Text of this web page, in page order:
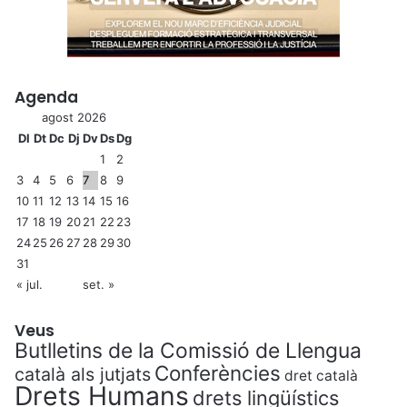
Agenda
agost 2026
Dl DtDc Dj DvDsDg
1
2
3
4 5 6 7 8
9
10 11 12 13 14 15 16
17 18 19 2021 22 23
2425 26 27 28 2930
31
« jul.
set. »
Veus
Butlletins de la Comissió de Llengua
català als jutjats Conferències dret català
Drets Humans drets lingüístics